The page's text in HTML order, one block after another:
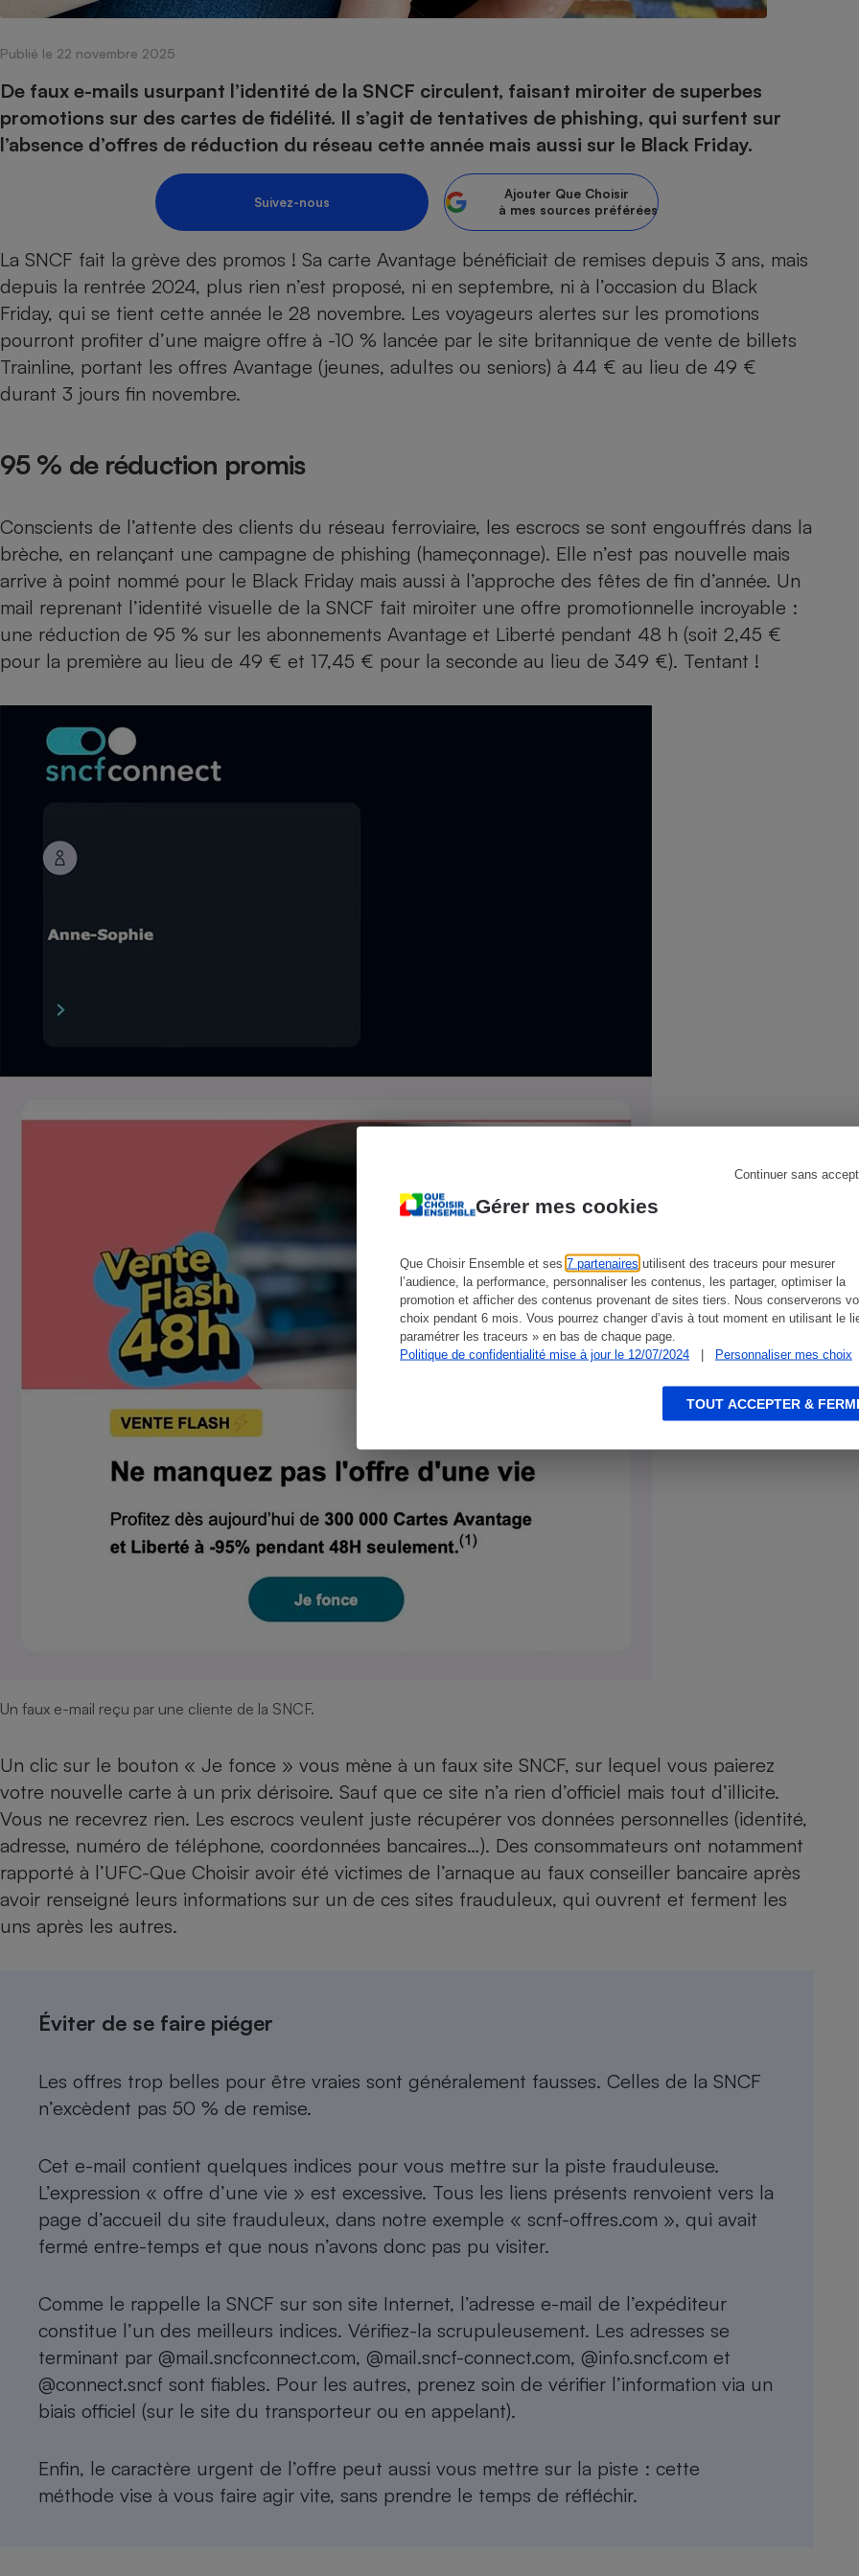
Gérer mes cookies
Que Choisir Ensemble et ses 7 partenaires utilisent des traceurs pour mesurer
l’audience, la performance, personnaliser les contenus, les partager, optimiser la
promotion et afficher des contenus provenant de sites tiers. Nous conserverons
choix pendant 6 mois. Vous pourrez changer d’avis à tout moment en utilisant le
paramétrer les traceurs » en bas de chaque page.
Politique de confidentialité mise à jour le 12/07/2024
| Personnaliser mes choix
Continuer sans
TOUT ACCEPTER &
Publié le 22 novembre 2025
De faux e-mails usurpant l’identité de la SNCF circulent, faisant miroiter de superbes
promotions sur des cartes de fidélité. Il s’agit de tentatives de phishing, qui surfent sur
l’absence d’offres de réduction du réseau cette année mais aussi sur le Black Friday.
Suivez-nous
Ajouter Que Choisir
à mes sources préférées
La SNCF fait la grève des promos ! Sa carte Avantage bénéficiait de remises depuis 3 ans, mais
depuis la rentrée 2024, plus rien n’est proposé, ni en septembre, ni à l’occasion du Black
Friday, qui se tient cette année le 28 novembre. Les voyageurs alertes sur les promotions
pourront profiter d’une maigre offre à -10 % lancée par le site britannique de vente de billets
Trainline, portant les offres Avantage (jeunes, adultes ou seniors) à 44 € au lieu de 49 €
durant 3 jours fin novembre.
95 % de réduction promis
Conscients de l’attente des clients du réseau ferroviaire, les escrocs se sont engouffrés dans la
brèche, en relançant une campagne de phishing (hameçonnage). Elle n’est pas nouvelle mais
arrive à point nommé pour le Black Friday mais aussi à l’approche des fêtes de fin d’année. Un
mail reprenant l’identité visuelle de la SNCF fait miroiter une offre promotionnelle incroyable :
une réduction de 95 % sur les abonnements Avantage et Liberté pendant 48 h (soit 2,45 €
pour la première au lieu de 49 € et 17,45 € pour la seconde au lieu de 349 €). Tentant !
Un faux e-mail reçu par une cliente de la SNCF.
Un clic sur le bouton « Je fonce » vous mène à un faux site SNCF, sur lequel vous paierez
votre nouvelle carte à un prix dérisoire. Sauf que ce site n’a rien d’officiel mais tout d’illicite.
Vous ne recevrez rien. Les escrocs veulent juste récupérer vos données personnelles (identité,
adresse, numéro de téléphone, coordonnées bancaires…). Des consommateurs ont notamment
rapporté à l’UFC-Que Choisir avoir été victimes de l’arnaque au faux conseiller bancaire après
avoir renseigné leurs informations sur un de ces sites frauduleux, qui ouvrent et ferment les
uns après les autres.
Éviter de se faire piéger
Les offres trop belles pour être vraies sont généralement fausses. Celles de la SNCF
n’excèdent pas 50 % de remise.
Cet e-mail contient quelques indices pour vous mettre sur la piste frauduleuse.
L’expression « offre d’une vie » est excessive. Tous les liens présents renvoient vers la
page d’accueil du site frauduleux, dans notre exemple « scnf-offres.com », qui avait
fermé entre-temps et que nous n’avons donc pas pu visiter.
Comme le rappelle la SNCF sur son site Internet, l’adresse e-mail de l’expéditeur
constitue l’un des meilleurs indices. Vérifiez-la scrupuleusement. Les adresses se
terminant par @mail.sncfconnect.com, @mail.sncf-connect.com, @info.sncf.com et
@connect.sncf sont fiables. Pour les autres, prenez soin de vérifier l’information via un
biais officiel (sur le site du transporteur ou en appelant).
Enfin, le caractère urgent de l’offre peut aussi vous mettre sur la piste : cette
méthode vise à vous faire agir vite, sans prendre le temps de réfléchir.
Complément
alimentaire
Foie gras
Champagne - Comment choisir une
bouteille de champagne
Assurance emprunteur Assurance vie
Banque en ligne
Petit électroménager - Ustensile
Lave-linge Lave-vaisselle
Plaque de cuisson à
induction
Four encastrable
Robot ménager
Internet
Téléviseur Ordinateur portable
Smartphone
Antivirus
Climatiseur -
Ventilateur
Lessive
Mutuelle Aide auditive
Antimoustique Crème solaire